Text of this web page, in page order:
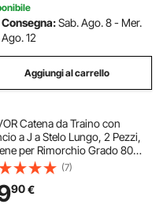
Consegna:Sab. Ago. 8 - Mer.
Ago. 12
Aggiungi al carrello
Catena da Traino con
a J a Stelo Lungo, 2 Pezzi,
per Rimorchio Grado 80
RTJ, 8 mm x 180 cm,
Carico max. 2448 kg, per
Trasporto, Carro Attrezzi,
(7)
90€